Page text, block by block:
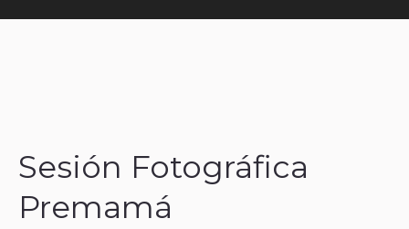
Sesión Fotográfica
Premamá